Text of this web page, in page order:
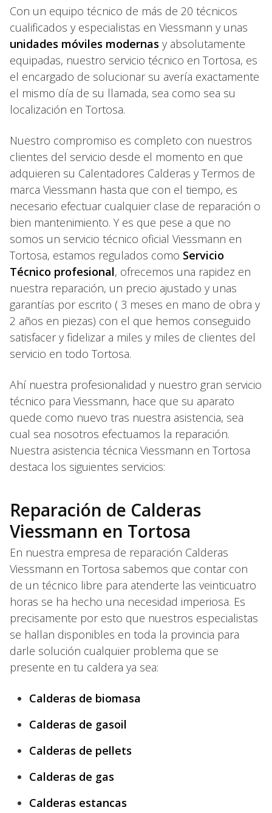
Con un equipo técnico de más de 20 técnicos
cualificados y especialistas en Viessmann y unas
unidades móviles modernas y absolutamente
equipadas, nuestro servicio técnico en Tortosa, es
el encargado de solucionar su avería exactamente
el mismo día de su llamada, sea como sea su
localización en Tortosa.
Nuestro compromiso es completo con nuestros
clientes del servicio desde el momento en que
adquieren su Calentadores Calderas y Termos de
marca Viessmann hasta que con el tiempo, es
necesario efectuar cualquier clase de reparación o
bien mantenimiento. Y es que pese a que no
somos un servicio técnico oficial Viessmann en
Tortosa, estamos regulados como Servicio
Técnico profesional, ofrecemos una rapidez en
nuestra reparación, un precio ajustado y unas
garantías por escrito ( 3 meses en mano de obra y
2 años en piezas) con el que hemos conseguido
satisfacer y fidelizar a miles y miles de clientes del
servicio en todo Tortosa.
Ahí nuestra profesionalidad y nuestro gran servicio
técnico para Viessmann, hace que su aparato
quede como nuevo tras nuestra asistencia, sea
cual sea nosotros efectuamos la reparación.
Nuestra asistencia técnica Viessmann en Tortosa
destaca los siguientes servicios:
Reparación de Calderas
Viessmann en Tortosa
En nuestra empresa de reparación Calderas
Viessmann en Tortosa sabemos que contar con
de un técnico libre para atenderte las veinticuatro
horas se ha hecho una necesidad imperiosa. Es
precisamente por esto que nuestros especialistas
se hallan disponibles en toda la provincia para
darle solución cualquier problema que se
presente en tu caldera ya sea:
Calderas de biomasa
Calderas de gasoil
Calderas de pellets
Calderas de gas
Calderas estancas